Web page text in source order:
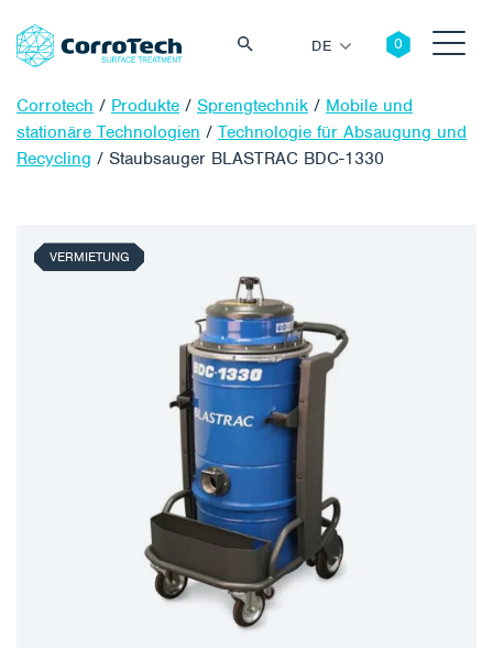
DE
Corrotech / Produkte / Sprengtechnik / Mobile und
stationäre Technologien / Technologie für Absaugung und
Recycling / Staubsauger BLASTRAC BDC-1330
VERMIETUNG